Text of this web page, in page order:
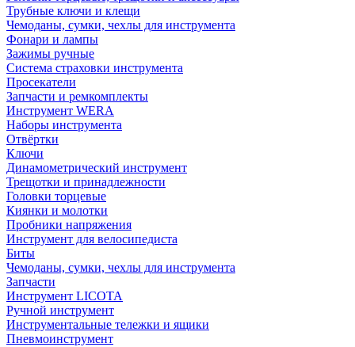
Трубные ключи и клещи
Чемоданы, сумки, чехлы для инструмента
Фонари и лампы
Зажимы ручные
Система страховки инструмента
Просекатели
Запчасти и ремкомплекты
Инструмент WERA
Наборы инструмента
Отвёртки
Ключи
Динамометрический инструмент
Трещотки и принадлежности
Головки торцевые
Киянки и молотки
Пробники напряжения
Инструмент для велосипедиста
Биты
Чемоданы, сумки, чехлы для инструмента
Запчасти
Инструмент LICOTA
Ручной инструмент
Инструментальные тележки и ящики
Пневмоинструмент